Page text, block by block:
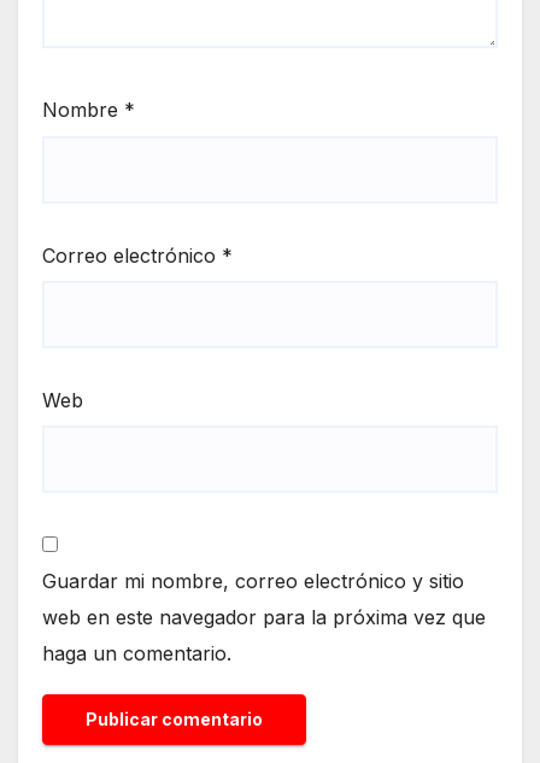
Nombre *
Correo electrónico *
Web
Guardar mi nombre, correo electrónico y sitio
web en este navegador para la próxima vez que
haga un comentario.